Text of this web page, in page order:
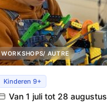
WORKSHOPS/ AUTRE
kamp
Kinderen 9+
Van 1 juli tot 28 augustus